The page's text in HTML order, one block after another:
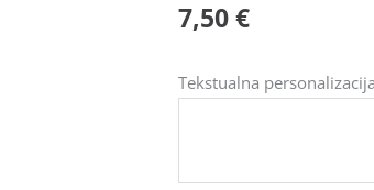
7,50€
Tekstualna personalizacija
Čestitka